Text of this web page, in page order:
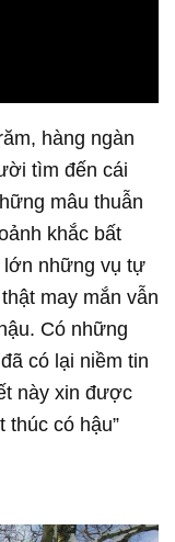
hàng ngàn
tìm đến cái
mâu thuẫn
khắc bất
lớn những vụ tự
may mắn vẫn
Có những
có lại niềm tin
này xin được
thúc có hậu”